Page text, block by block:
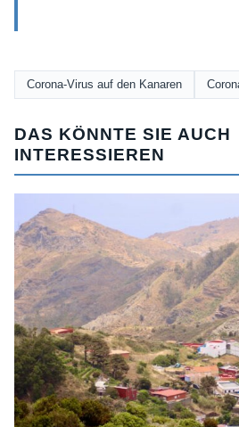
Corona-Virus auf den Kanaren
DAS KÖNNTE SIE AUCH
INTERESSIEREN